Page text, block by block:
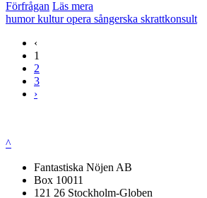
Förfrågan Läs mera
humorkulturopera sångerska skrattkonsult
‹
1
2
3
›
^
Fantastiska Nöjen AB
Box 10011
121 26 Stockholm-Globen